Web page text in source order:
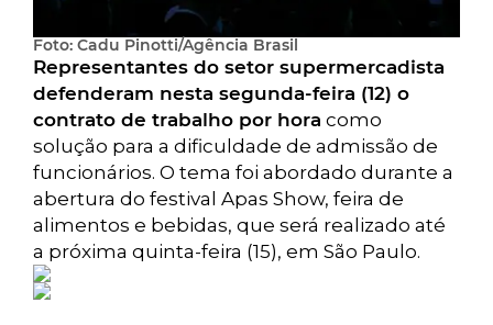
Foto: Cadu Pinotti/Agência Brasil
Representantes do setor supermercadista
defenderam nesta segunda-feira (12) o
contrato de trabalho por hora como
solução para a dificuldade de admissão de
funcionários. O tema foi abordado durante a
abertura do festival Apas Show, feira de
alimentos e bebidas, que será realizado até
a próxima quinta-feira (15), em São Paulo.